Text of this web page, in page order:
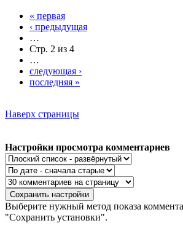
« первая
‹ предыдущая
…
Стр. 2 из 4
…
следующая ›
последняя »
Наверх страницы
Настройки просмотра комментариев
Выберите нужный метод показа
"Сохранить установки".